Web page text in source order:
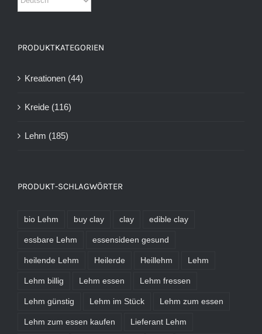
PRODUKTKATEGORIEN
Kreationen (44)
Kreide (116)
Lehm (185)
PRODUKT-SCHLAGWÖRTER
bio Lehm buy clay clay edible clay
essbare Lehm essensideen gesund
heilende Lehm Heilerde Heillehm Lehm
Lehm billig Lehm essen Lehm fressen
Lehm günstig Lehm im Stück Lehm zum essen
Lehm zum essen kaufen Lieferant Lehm